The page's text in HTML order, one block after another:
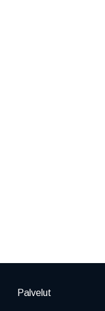
Palvelut